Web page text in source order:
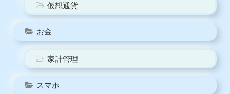
仮想通貨
お金
家計管理
スマホ